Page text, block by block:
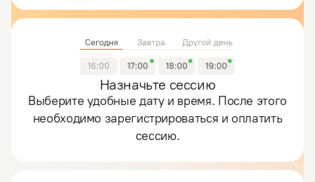
Назначьте сессию
Выберите удобные дату и время. После этого
необходимо зарегистрироваться и оплатить
сессию.